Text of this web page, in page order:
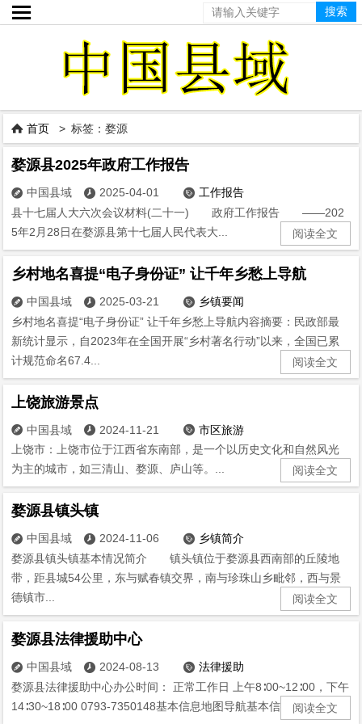

 首页 > 标签：婺源
婺源县2025年政府工作报告
 中国县域  2025-04-01  工作报告
县十七届人大六次会议材料(二十一) 政府工作报告 ——202
5年2月28日在婺源县第十七届人民代表大...
阅读全文
乡村地名喜提“电子身份证” 让千年乡愁上导航
 中国县域  2025-03-21  乡镇要闻
乡村地名喜提“电子身份证” 让千年乡愁上导航内容摘要：民政部最
新统计显示，自2023年在全国开展“乡村著名行动”以来，全国已累
计规范命名67.4...
阅读全文
上饶旅游景点
 中国县域  2024-11-21  市区旅游
上饶市：上饶市位于江西省东南部，是一个以历史文化和自然风光
为主的城市，如三清山、婺源、庐山等。...
阅读全文
婺源县镇头镇
 中国县域  2024-11-06  乡镇简介
婺源县镇头镇基本情况简介 镇头镇位于婺源县西南部的丘陵地
带，距县城54公里，东与赋春镇交界，南与珍珠山乡毗邻，西与景
德镇市...
阅读全文
婺源县法律援助中心
 中国县域  2024-08-13  法律援助
婺源县法律援助中心办公时间： 正常工作日 上午8∶00~12∶00，下午
14∶30~18∶00 0793-7350148基本信息地图导航基本信息...阅读全文